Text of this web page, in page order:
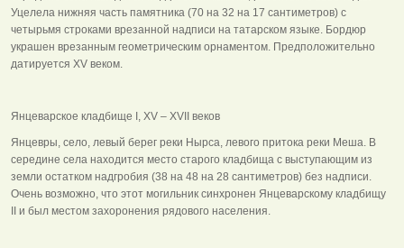
Уцелела нижняя часть памятника (70 на 32 на 17 сантиметров) с
четырьмя строками врезанной надписи на татарском языке. Бордюр
украшен врезанным геометрическим орнаментом. Предположительно
датируется ХV веком.
Янцеварское кладбище I, ХV – ХVII веков
Янцевры, село, левый берег реки Нырса, левого притока реки Меша. В
середине села находится место старого кладбища с выступающим из
земли остатком надгробия (38 на 48 на 28 сантиметров) без надписи.
Очень возможно, что этот могильник синхронен Янцеварскому кладбищу
II и был местом захоронения рядового населения.